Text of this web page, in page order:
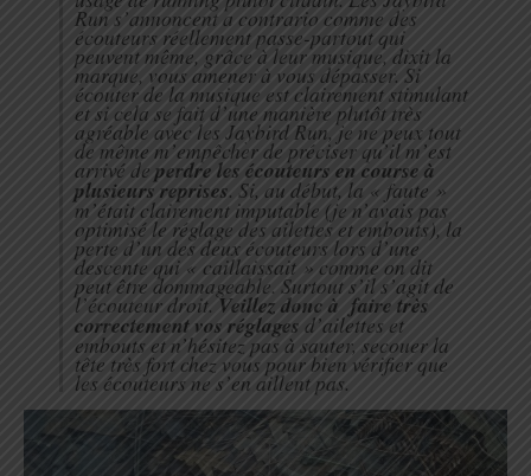
Run s’annoncent a contrario comme des
écouteurs réellement passe-partout qui
peuvent même, grâce à leur musique, dixit la
marque, vous amener à vous dépasser. Si
écouter de la musique est clairement stimulant
et si cela se fait d’une manière plutôt très
agréable avec les Jaybird Run, je ne peux tout
de même m’empêcher de préciser qu’il m’est
arrivé de perdre les écouteurs en course à
plusieurs reprises. Si, au début, la « faute »
m’était clairement imputable (je n’avais pas
optimisé le réglage des ailettes et embouts), la
perte d’un des deux écouteurs lors d’une
descente qui « caillaissait » comme on dit
peut être dommageable. Surtout s’il s’agit de
l’écouteur droit.Veillez donc à faire très
correctement vos réglages d’ailettes et
embouts et n’hésitez pas à sauter, secouer la
tête très fort chez vous pour bien vérifier que
les écouteurs ne s’en aillent pas.